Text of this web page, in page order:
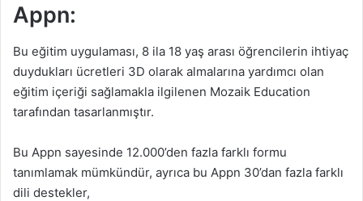
Appn:
Bu eğitim uygulaması, 8 ila 18 yaş arası öğrencilerin ihtiyaç
duydukları ücretleri 3D olarak almalarına yardımcı olan
eğitim içeriği sağlamakla ilgilenen Mozaik Education
tarafından tasarlanmıştır.
Bu Appn sayesinde 12.000’den fazla farklı formu
tanımlamak mümkündür, ayrıca bu Appn 30’dan fazla farklı
dili destekler,